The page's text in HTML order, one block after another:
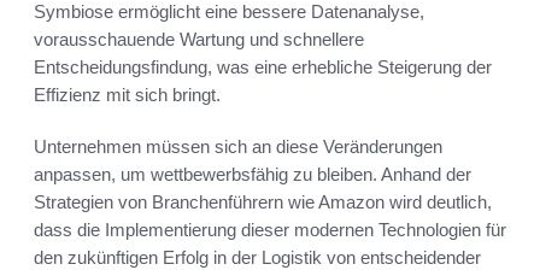
Symbiose ermöglicht eine bessere Datenanalyse,
vorausschauende Wartung und schnellere
Entscheidungsfindung, was eine erhebliche Steigerung der
Effizienz mit sich bringt.
Unternehmen müssen sich an diese Veränderungen
anpassen, um wettbewerbsfähig zu bleiben. Anhand der
Strategien von Branchenführern wie Amazon wird deutlich,
dass die Implementierung dieser modernen Technologien für
den zukünftigen Erfolg in der Logistik von entscheidender